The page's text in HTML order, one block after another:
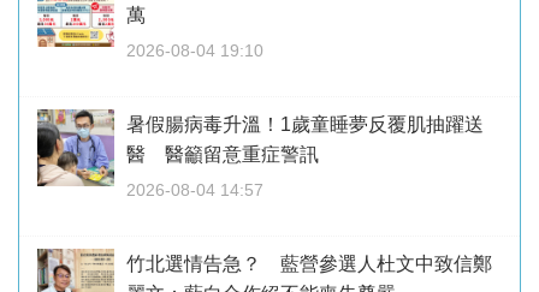
萬
2026-08-04 19:10
暑假腸病毒升溫！1歲童睡夢反覆肌抽躍送
醫 醫籲留意重症警訊
2026-08-04 14:57
竹北選情告急？ 藍營參選人杜文中致信鄭